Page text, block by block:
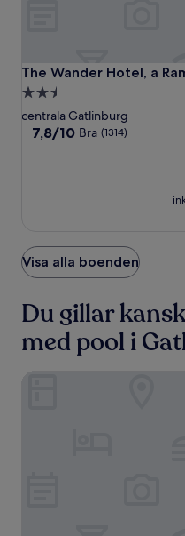
The
Wander
Hotel,
Ramada
The Wander Hotel, a
The Wander Hotel, a
2.5-
stjärnigt
boende
centrala Gatlinburg
7.8
7,8/10 Bra (1314)
Visa alla boenden
Du gillar
med pool i
The Park Vista - a